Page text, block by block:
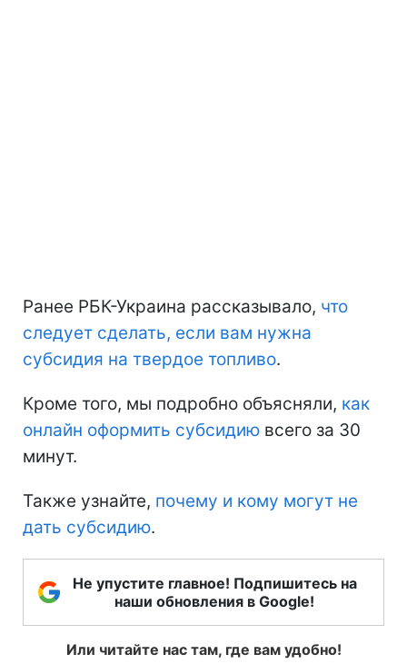
Ранее РБК-Украина рассказывало, что
следует сделать, если вам нужна
субсидия на твердое топливо.
Кроме того, мы подробно объясняли, как
онлайн оформить субсидию всего за 30
минут.
Также узнайте, почему и кому могут не
дать субсидию.
Не упустите главное! Подпишитесь на
наши обновления в Google!
Или читайте нас там, где вам удобно!